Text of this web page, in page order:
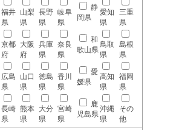
福井
県
山梨
県
長野
県
岐阜
県
静
岡県
愛知
県
三重
県
京都
府
大阪
府
兵庫
県
奈良
県
和
歌山県
鳥取
県
島根
県
広島
県
山口
県
徳島
県
香川
県
愛
媛県
高知
県
福岡
県
長崎
県
熊本
県
大分
県
宮崎
県
鹿
児島県
沖縄
県
その
他